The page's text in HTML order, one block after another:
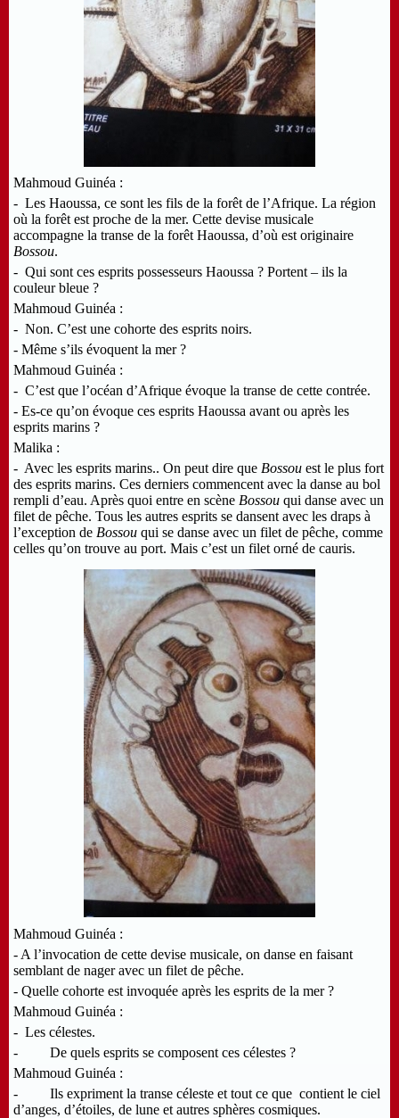
Mahmoud Guinéa :
- Les Haoussa, ce sont les fils de la forêt de l’Afrique. La région
où la forêt est proche de la mer. Cette devise musicale
accompagne la transe de la forêt Haoussa, d’où est originaire
Bossou.
- Qui sont ces esprits possesseurs Haoussa ? Portent – ils la
couleur bleue ?
Mahmoud Guinéa :
- Non. C’est une cohorte des esprits noirs.
- Même s’ils évoquent la mer ?
Mahmoud Guinéa :
- C’est que l’océan d’Afrique évoque la transe de cette contrée.
- Es-ce qu’on évoque ces esprits Haoussa avant ou après les
esprits marins ?
Malika :
- Avec les esprits marins.. On peut dire que Bossou est le plus fort
des esprits marins. Ces derniers commencent avec la danse au bol
rempli d’eau. Après quoi entre en scène Bossou qui danse avec un
filet de pêche. Tous les autres esprits se dansent avec les draps à
l’exception de Bossou qui se danse avec un filet de pêche, comme
celles qu’on trouve au port. Mais c’est un filet orné de cauris.
Mahmoud Guinéa :
- A l’invocation de cette devise musicale, on danse en faisant
semblant de nager avec un filet de pêche.
- Quelle cohorte est invoquée après les esprits de la mer ?
Mahmoud Guinéa :
- Les célestes.
- De quels esprits se composent ces célestes ?
Mahmoud Guinéa :
- Ils expriment la transe céleste et tout ce que contient le ciel
d’anges, d’étoiles, de lune et autres sphères cosmiques.